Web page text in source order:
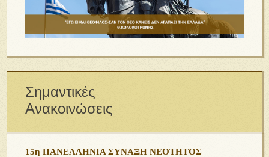
Σημαντικές
Ανακοινώσεις
15η ΠΑΝΕΛΛΗΝΙΑ ΣΥΝΑΞΗ ΝΕΟΤΗΤΟΣ